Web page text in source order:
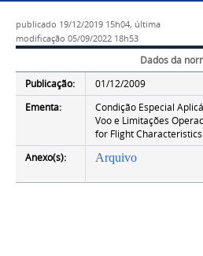
publicado 19/12/2019 15h04, última
modificação 05/09/2022 18h53
Dados da
Publicação:
01/12/2009
Ementa:
Condição Especial
Voo e Limitações
for Flight
Anexo(s):
Arquivo